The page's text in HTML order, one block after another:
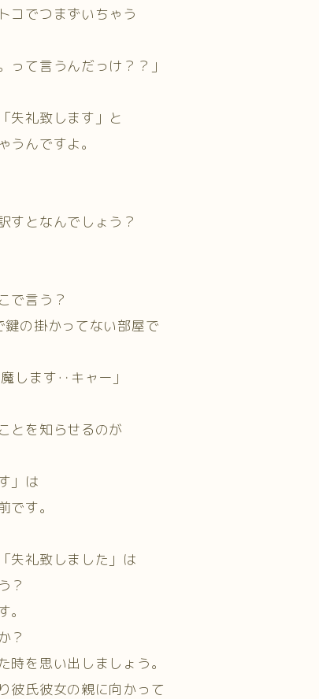
コでつまずいちゃう
って言うんだっけ？？」
失礼致します」と
うんですよ。
すとなんでしょう？
で言う？
の掛かってない部屋で
します‥キャー」
とを知らせるのが
」は
です。
失礼致しました」は
？
？
時を思い出しましょう。
彼氏彼女の親に向かって